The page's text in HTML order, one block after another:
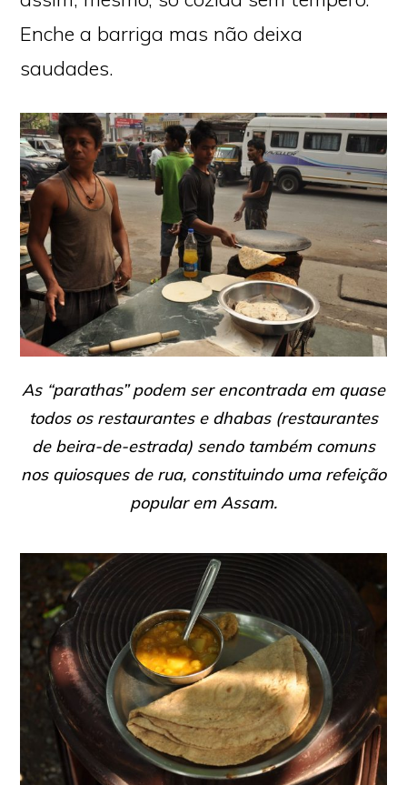
Enche a barriga mas não deixa
saudades.
As “parathas”podem ser encontrada em quase
todos os restaurantes e dhabas(restaurantes
de beira-de-estrada) sendo também comuns
nos quiosques de rua, constituindo uma refeição
popular em Assam.